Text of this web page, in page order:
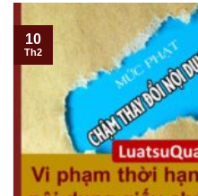
10
Th2